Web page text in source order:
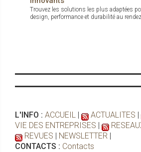
Trouvez les solutions les plus adaptées
design, performance et durabilité au
L'INFO : ACCUEIL ACTUALITES
VIE DES ENTREPRISES
REVUES
NEWSLETTER
CONTACTS : Contacts